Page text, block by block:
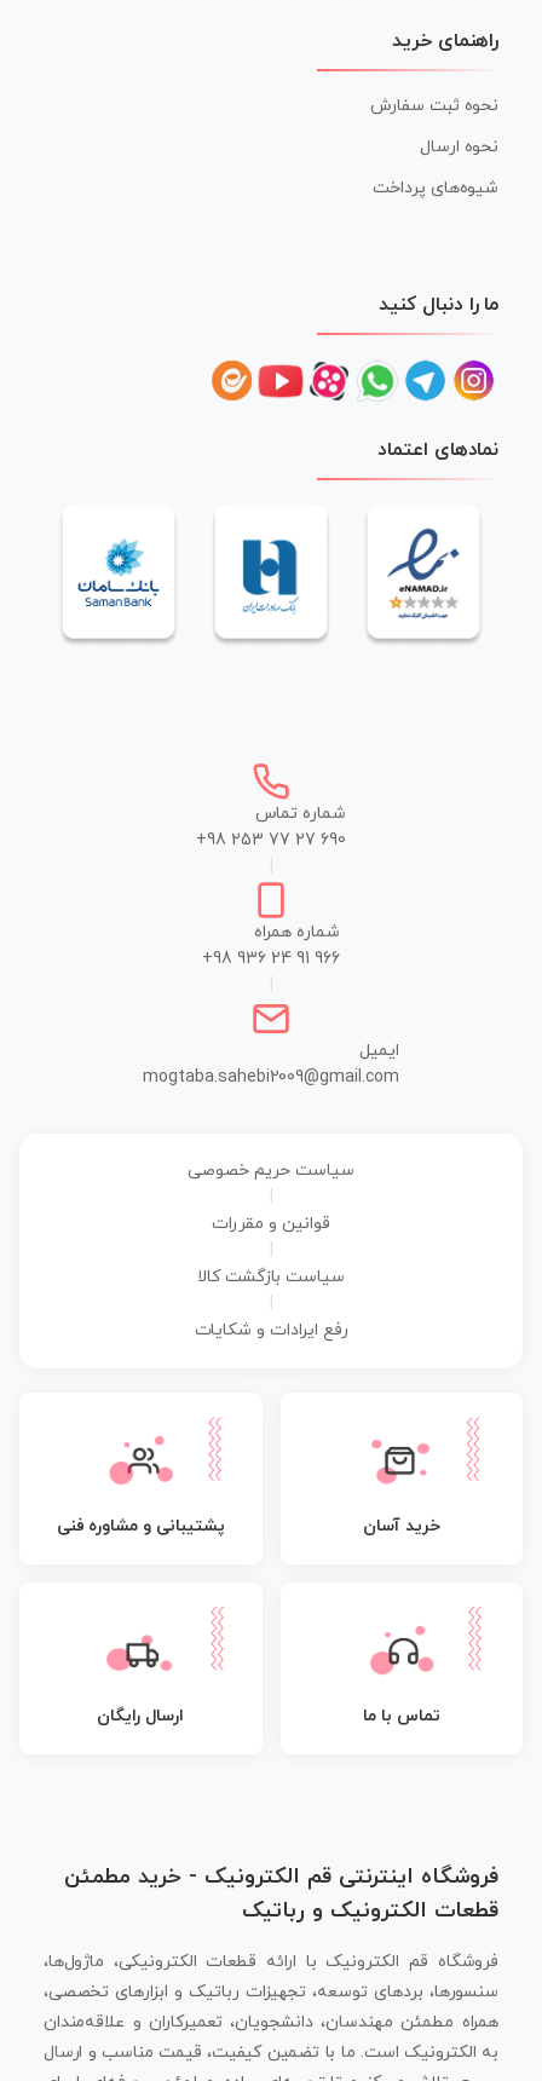
راهنمای خرید
نحوه ثبت سفارش
نحوه ارسال
شیوه‌های پرداخت
ما را دنبال کنید
نمادهای اعتماد
شماره تماس
+98 253 77 27 690
شماره همراه
+98 936 24 91 966
ایمیل
mogtaba.sahebi2009@gmail.com
سیاست حریم خصوصی
قوانین و مقررات
سیاست بازگشت کالا
رفع ایرادات و شکایات
خرید آسان پشتیبانی و مشاوره فنی
تماس با ما ارسال رایگان
فروشگاه اینترنتی قم الکترونیک - خرید مطمئن
قطعات الکترونیک و رباتیک
فروشگاه قم الکترونیک با ارائه قطعات الکترونیکی، ماژول‌ها،
سنسورها، بردهای توسعه، تجهیزات رباتیک و ابزارهای تخصصی،
همراه مطمئن مهندسان، دانشجویان، تعمیرکاران و علاقه‌مندان
به الکترونیک است. ما با تضمین کیفیت، قیمت مناسب و ارسال